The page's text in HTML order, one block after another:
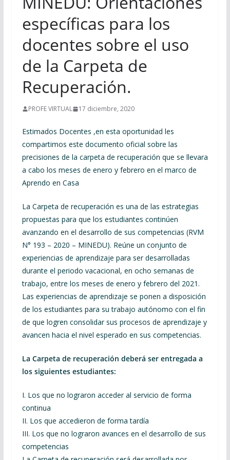
específicas para los
docentes sobre el uso
de la Carpeta de
Recuperación.
PROFE VIRTUAL 17 diciembre, 2020
Estimados Docentes ,en esta oportunidad les
compartimos este documento oficial sobre las
precisiones de la carpeta de recuperación que se llevara
a cabo los meses de enero y febrero en el marco de
Aprendo en Casa
La Carpeta de recuperación es una de las estrategias
propuestas para que los estudiantes continúen
avanzando en el desarrollo de sus competencias (RVM
N° 193 – 2020 – MINEDU). Reúne un conjunto de
experiencias de aprendizaje para ser desarrolladas
durante el periodo vacacional, en ocho semanas de
trabajo, entre los meses de enero y febrero del 2021.
Las experiencias de aprendizaje se ponen a disposición
de los estudiantes para su trabajo autónomo con el fin
de que logren consolidar sus procesos de aprendizaje y
avancen hacia el nivel esperado en sus competencias.
La Carpeta de recuperación deberá ser entregada a
los siguientes estudiantes:
I. Los que no lograron acceder al servicio de forma
continua
II. Los que accedieron de forma tardía
III. Los que no lograron avances en el desarrollo de sus
competencias